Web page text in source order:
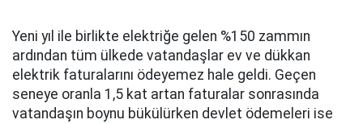
Yeni yıl ile birlikte elektriğe gelen %150 zammın
ardından tüm ülkede vatandaşlar ev ve dükkan
elektrik faturalarını ödeyemez hale geldi. Geçen
seneye oranla 1,5 kat artan faturalar sonrasında
vatandaşın boynu bükülürken devlet ödemeleri ise